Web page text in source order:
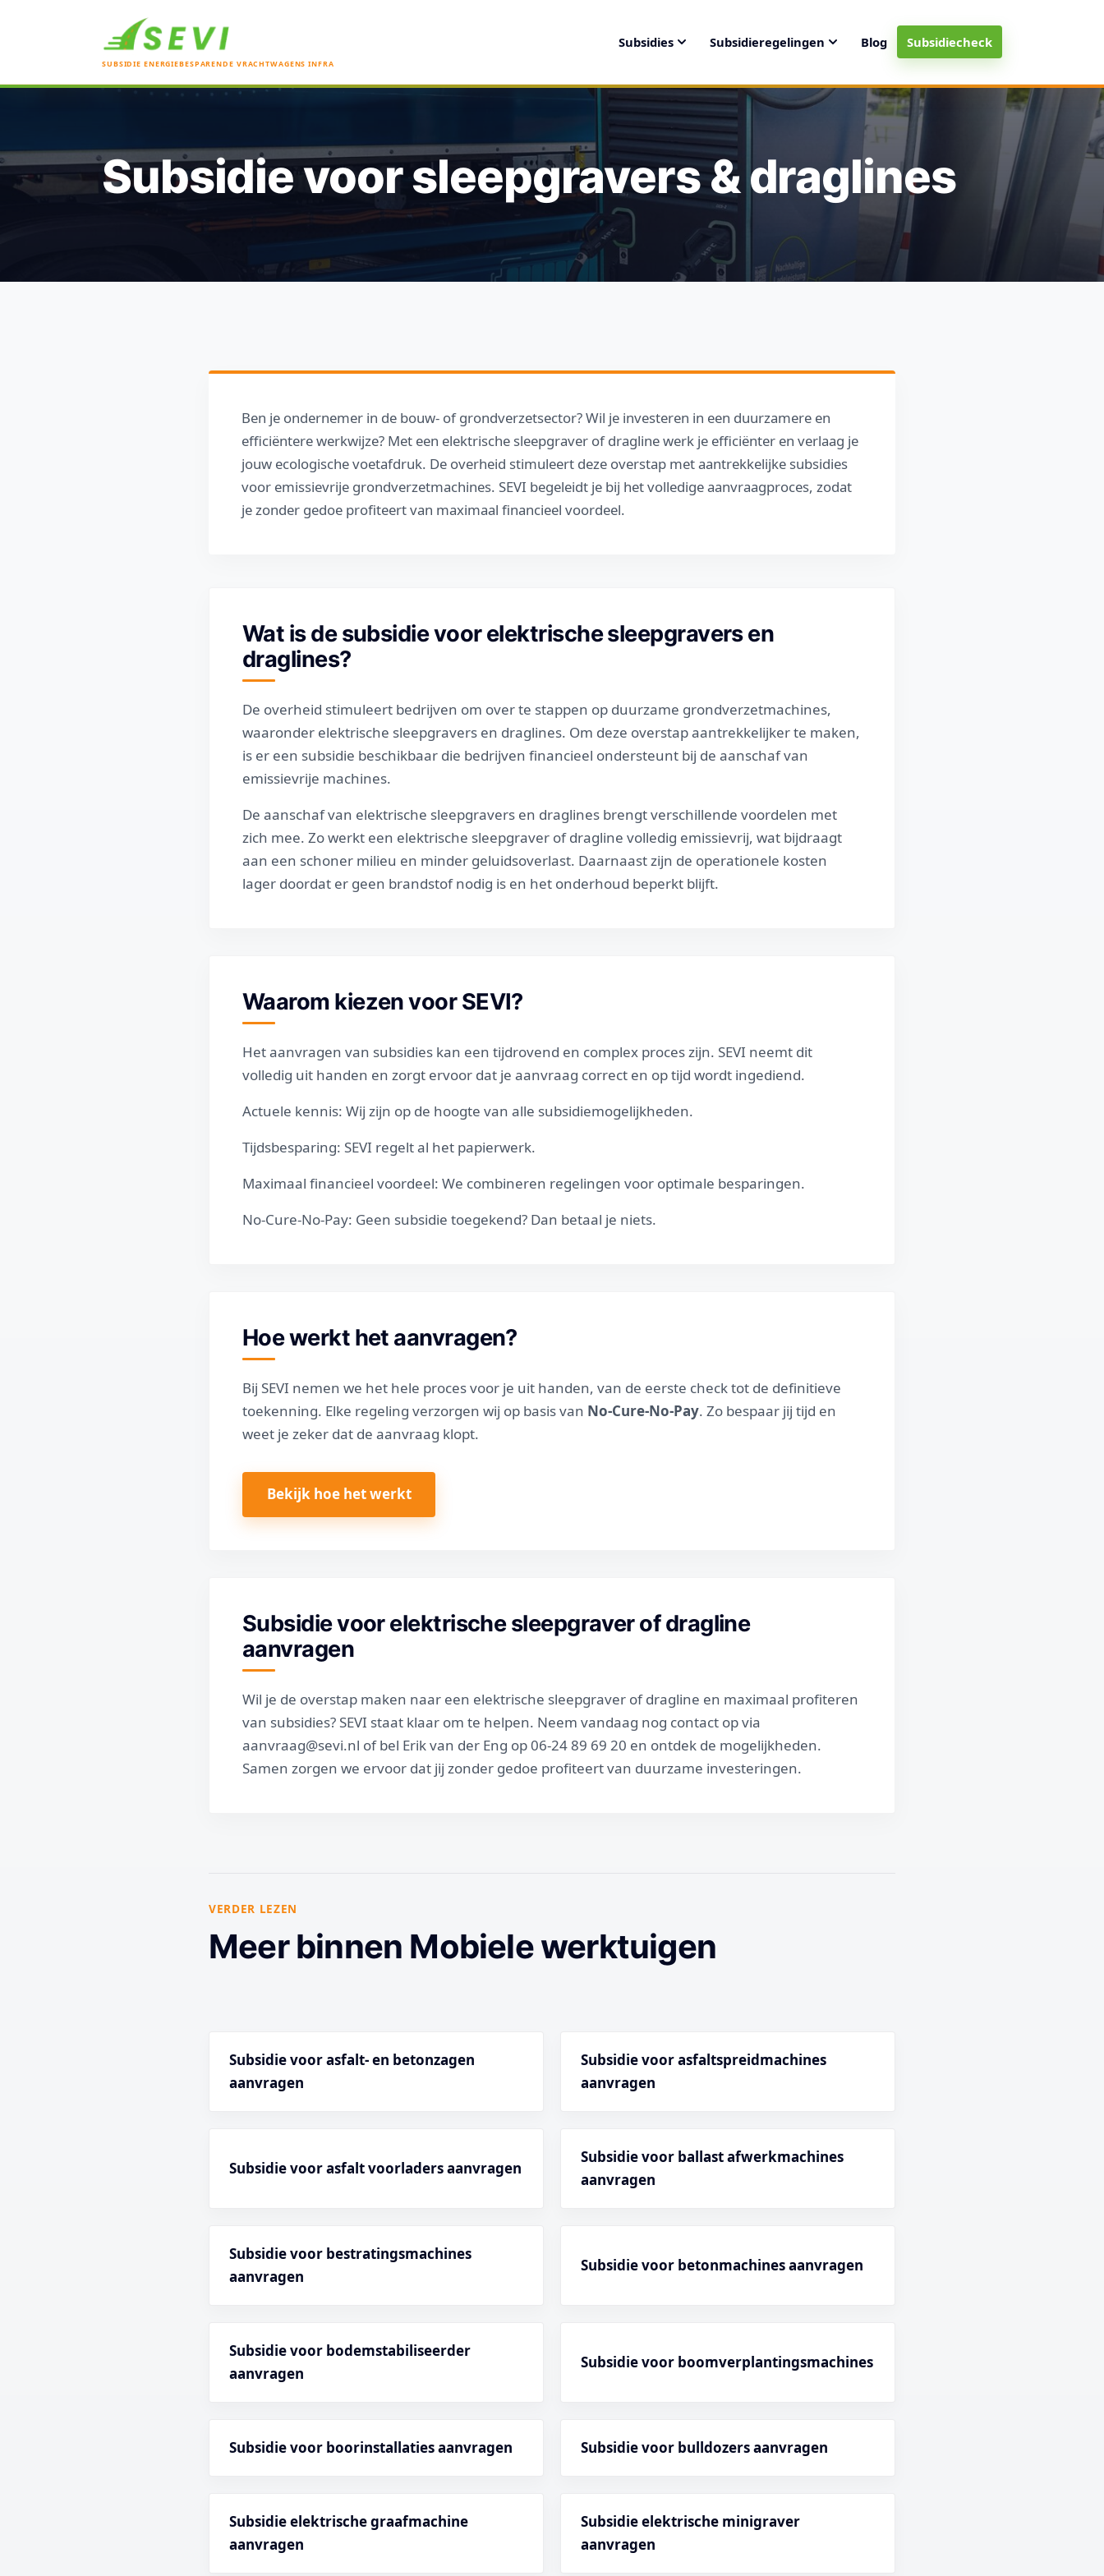
SUBSIDIE ENERGIEBESPARENDE VRACHTWAGENS INFRA
Subsidies Subsidieregelingen Blog Subsidiecheck
Subsidie voor sleepgravers & draglines
Ben je ondernemer in de bouw- of grondverzetsector? Wil je investeren in een duurzamere en
efficiëntere werkwijze? Met een elektrische sleepgraver of dragline werk je efficiënter en verlaag je
jouw ecologische voetafdruk. De overheid stimuleert deze overstap met aantrekkelijke subsidies
voor emissievrije grondverzetmachines. SEVI begeleidt je bij het volledige aanvraagproces, zodat
je zonder gedoe profiteert van maximaal financieel voordeel.
Wat is de subsidie voor elektrische sleepgravers en
draglines?
De overheid stimuleert bedrijven om over te stappen op duurzame grondverzetmachines,
waaronder elektrische sleepgravers en draglines. Om deze overstap aantrekkelijker te maken,
is er een subsidie beschikbaar die bedrijven financieel ondersteunt bij de aanschaf van
emissievrije machines.
De aanschaf van elektrische sleepgravers en draglines brengt verschillende voordelen met
zich mee. Zo werkt een elektrische sleepgraver of dragline volledig emissievrij, wat bijdraagt
aan een schoner milieu en minder geluidsoverlast. Daarnaast zijn de operationele kosten
lager doordat er geen brandstof nodig is en het onderhoud beperkt blijft.
Waarom kiezen voor SEVI?
Het aanvragen van subsidies kan een tijdrovend en complex proces zijn. SEVI neemt dit
volledig uit handen en zorgt ervoor dat je aanvraag correct en op tijd wordt ingediend.
Actuele kennis: Wij zijn op de hoogte van alle subsidiemogelijkheden.
Tijdsbesparing: SEVI regelt al het papierwerk.
Maximaal financieel voordeel: We combineren regelingen voor optimale besparingen.
No-Cure-No-Pay: Geen subsidie toegekend? Dan betaal je niets.
Hoe werkt het aanvragen?
Bij SEVI nemen we het hele proces voor je uit handen, van de eerste check tot de definitieve
toekenning. Elke regeling verzorgen wij op basis van No-Cure-No-Pay. Zo bespaar jij tijd en
weet je zeker dat de aanvraag klopt.
Bekijk hoe het werkt
Subsidie voor elektrische sleepgraver of dragline
aanvragen
Wil je de overstap maken naar een elektrische sleepgraver of dragline en maximaal profiteren
van subsidies? SEVI staat klaar om te helpen. Neem vandaag nog contact op via
aanvraag@sevi.nl of bel Erik van der Eng op 06-24 89 69 20 en ontdek de mogelijkheden.
Samen zorgen we ervoor dat jij zonder gedoe profiteert van duurzame investeringen.
VERDER LEZEN
Meer binnen Mobiele werktuigen
Subsidie voor asfalt- en betonzagen
aanvragen
Subsidie voor asfaltspreidmachines
aanvragen
Subsidie voor asfalt voorladers aanvragen
Subsidie voor ballast afwerkmachines
aanvragen
Subsidie voor bestratingsmachines
aanvragen
Subsidie voor betonmachines aanvragen
Subsidie voor bodemstabiliseerder
aanvragen
Subsidie voor boomverplantingsmachines
Subsidie voor boorinstallaties aanvragen Subsidie voor bulldozers aanvragen
Subsidie elektrische graafmachine
aanvragen
Subsidie elektrische minigraver
aanvragen